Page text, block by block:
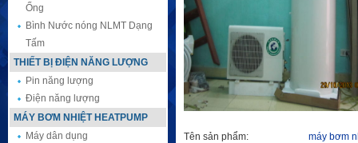
Ống
Bình Nước nóng NLMT Dạng
Tấm
THIẾT BỊ ĐIỆN NĂNG LƯỢNG
Pin năng lượng
Điện năng lượng
MÁY BƠM NHIỆT HEATPUMP
Máy dân dụng
Tên sản phẩm:
máy bơm